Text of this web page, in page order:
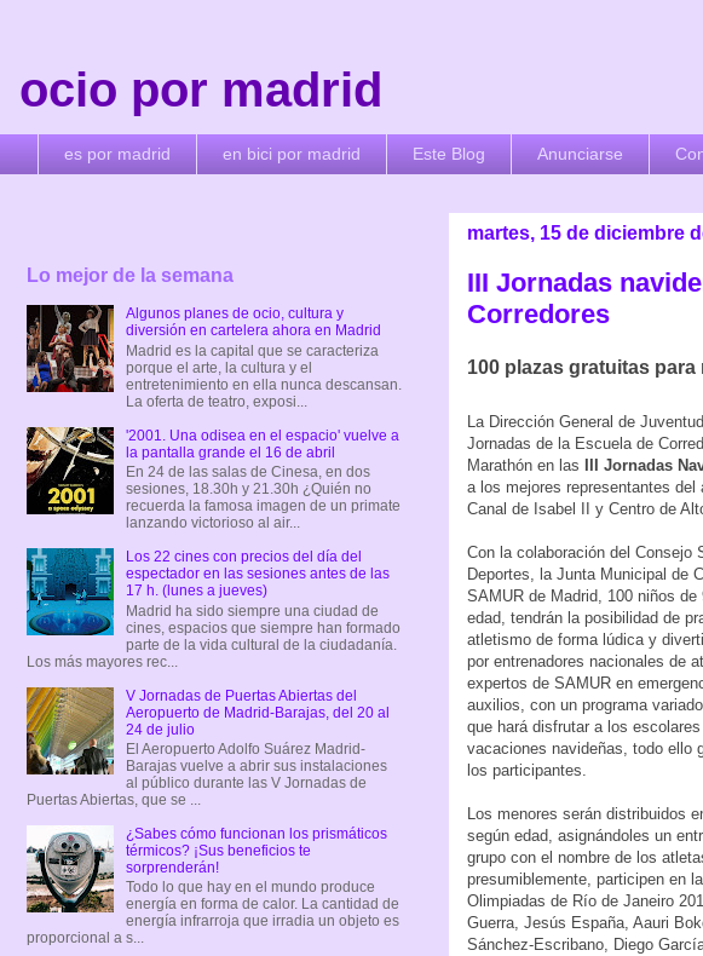
ocio por madrid
es por madrid en bici por madrid Este Blog Anunciarse
martes, 15 de diciembre
III Jornadas
Corredores
100 plazas gratuitas
La Dirección General de
Jornadas de la Escuela de
Marathón en las
III Jornadas
a los mejores representantes
Canal de Isabel II y Centro de
Con la colaboración del Consejo
Deportes, la Junta Municipal de
SAMUR de Madrid, 100 niños de
edad, tendrán la posibilidad de
atletismo de forma lúdica y
por entrenadores nacionales de
expertos de SAMUR en
auxilios, con un programa
que hará disfrutar a los
vacaciones navideñas, todo ello
los participantes.
Los menores serán distribuidos
según edad, asignándoles un
grupo con el nombre de los
presumiblemente, participen en
Olimpiadas de Río de Janeiro
Guerra, Jesús España, Aauri
Sánchez-Escribano, Diego
Lo mejor de la semana
Algunos planes de ocio, cultura y
diversión en cartelera ahora en Madrid
Madrid es la capital que se caracteriza
porque el arte, la cultura y el
entretenimiento en ella nunca descansan.
La oferta de teatro, exposi...
'2001. Una odisea en el espacio' vuelve a
la pantalla grande el 16 de abril
En 24 de las salas de Cinesa, en dos
sesiones, 18.30h y 21.30h ¿Quién no
recuerda la famosa imagen de un primate
lanzando victorioso al air...
Los 22 cines con precios del día del
espectador en las sesiones antes de las
17 h. (lunes a jueves)
Madrid ha sido siempre una ciudad de
cines, espacios que siempre han formado
parte de la vida cultural de la ciudadanía.
Los más mayores rec...
V Jornadas de Puertas Abiertas del
Aeropuerto de Madrid-Barajas, del 20 al
24 de julio
El Aeropuerto Adolfo Suárez Madrid-
Barajas vuelve a abrir sus instalaciones
al público durante las V Jornadas de
Puertas Abiertas, que se ...
¿Sabes cómo funcionan los prismáticos
térmicos? ¡Sus beneficios te
sorprenderán!
Todo lo que hay en el mundo produce
energía en forma de calor. La cantidad de
energía infrarroja que irradia un objeto es
proporcional a s...